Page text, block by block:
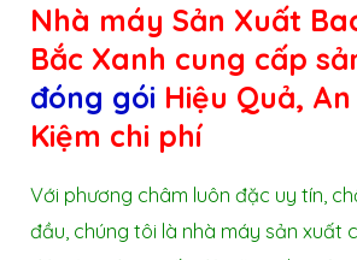
Nhà máy Sản Xuất
Bắc Xanh cung cấp
đóng gói Hiệu Quả,
Kiệm chi phí
Với phương châm luôn đặc uy tín,
đầu, chúng tôi là nhà máy sản xuất